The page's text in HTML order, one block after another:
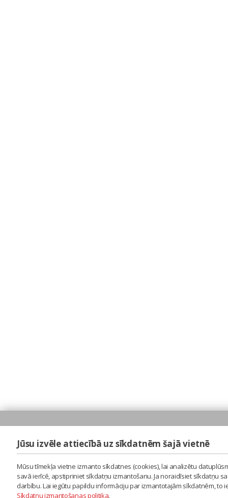
Jūsu izvēle attiecībā uz sīkdatnēm šajā vietnē
Mūsu tīmekļa vietne izmanto sīkdatnes (cookies), lai analizētu
savā ierīcē, apstipriniet sīkdatņu izmantošanu. Ja noraidīsiet sīkdatņu
darbību. Lai iegūtu papildu informāciju par izmantotajām sīkdatnēm,
Sīkdatņu izmantošanas politika.